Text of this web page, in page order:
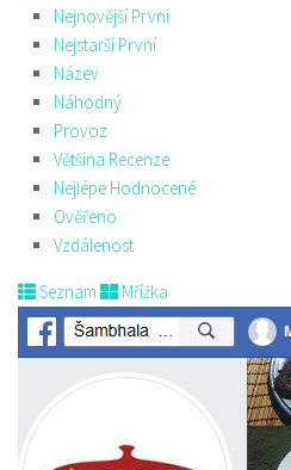
Nejnovější První
Nejstarší První
Název
Náhodný
Provoz
Většina Recenze
Nejlépe Hodnocené
Ověřeno
Vzdálenost
Seznam Mřížka